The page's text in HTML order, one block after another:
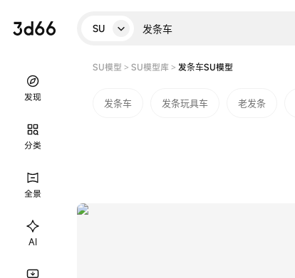
SU
发现
分类
全景
AI
SU模型 > SU模型库> 发条车SU模型
发条车 发条玩具车 老发条